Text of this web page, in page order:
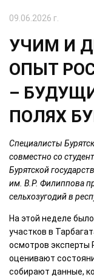
09.06.2026 г.
УЧИМ И
ОПЫТ
–
ПОЛЯХ
Специалисты
совместно со
Бурятской
им. В.Р. Филиппова
сельхозугодий в
На этой неделе
участков в
осмотров эксперты
оценивают
собирают данные,